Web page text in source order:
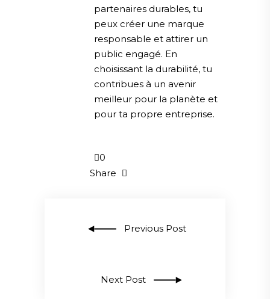
partenaires durables, tu
peux créer une marque
responsable et attirer un
public engagé. En
choisissant la durabilité, tu
contribues à un avenir
meilleur pour la planète et
pour ta propre entreprise.
0
Share
Previous Post
Next Post